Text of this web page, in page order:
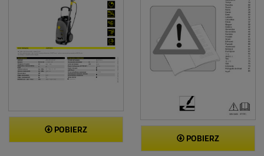
POBIERZ
POBIERZ